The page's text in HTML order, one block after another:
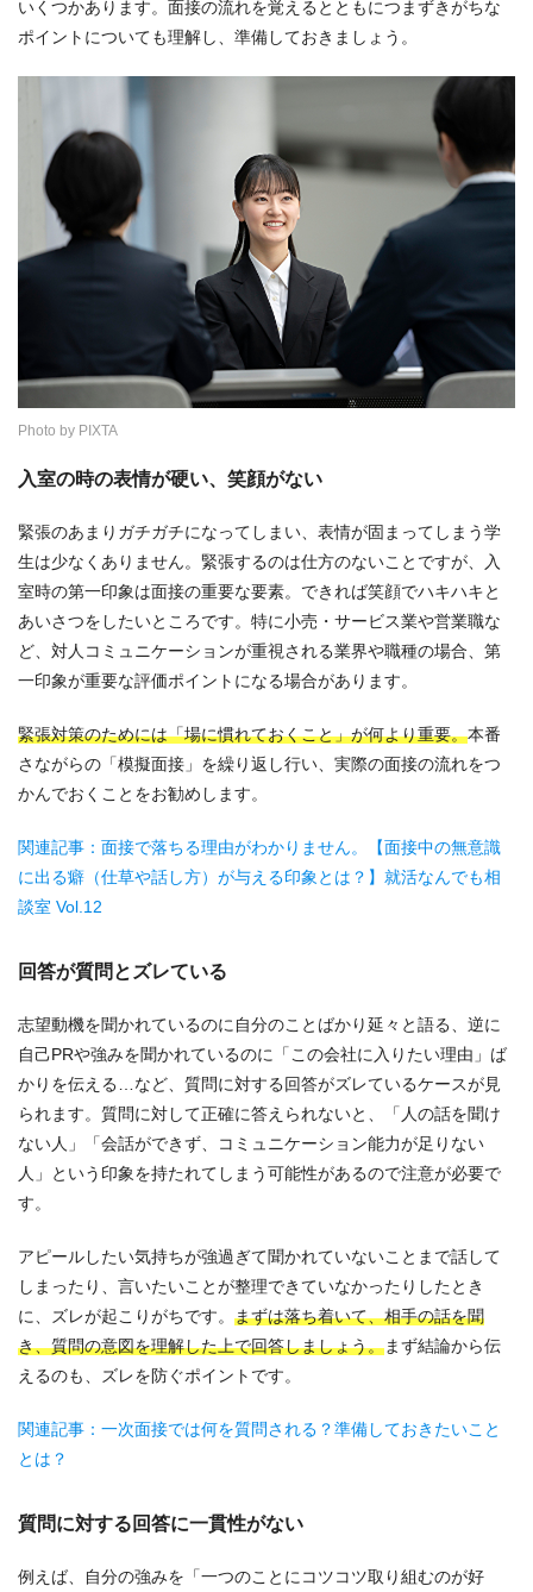
いくつかあります。面接の流れを覚えるとともにつまずきがちな
ポイントについても理解し、準備しておきましょう。
Photo by PIXTA
入室の時の表情が硬い、笑顔がない
緊張のあまりガチガチになってしまい、表情が固まってしまう学
生は少なくありません。緊張するのは仕方のないことですが、入
室時の第一印象は面接の重要な要素。できれば笑顔でハキハキと
あいさつをしたいところです。特に小売・サービス業や営業職な
ど、対人コミュニケーションが重視される業界や職種の場合、第
一印象が重要な評価ポイントになる場合があります。
緊張対策のためには「場に慣れておくこと」が何より重要。本番
さながらの「模擬面接」を繰り返し行い、実際の面接の流れをつ
かんでおくことをお勧めします。
関連記事：面接で落ちる理由がわかりません。【面接中の無意識
に出る癖（仕草や話し方）が与える印象とは？】就活なんでも相
談室 Vol.12
回答が質問とズレている
志望動機を聞かれているのに自分のことばかり延々と語る、逆に
自己PRや強みを聞かれているのに「この会社に入りたい理由」ば
かりを伝える…など、質問に対する回答がズレているケースが見
られます。質問に対して正確に答えられないと、「人の話を聞け
ない人」「会話ができず、コミュニケーション能力が足りない
人」という印象を持たれてしまう可能性があるので注意が必要で
す。
アピールしたい気持ちが強過ぎて聞かれていないことまで話して
しまったり、言いたいことが整理できていなかったりしたとき
に、ズレが起こりがちです。 まずは落ち着いて、相手の話を聞
き、質問の意図を理解した上で回答しましょう。まず結論から伝
えるのも、ズレを防ぐポイントです。
関連記事：一次面接では何を質問される？準備しておきたいこと
とは？
質問に対する回答に一貫性がない
例えば、自分の強みを「一つのことにコツコツ取り組むのが好